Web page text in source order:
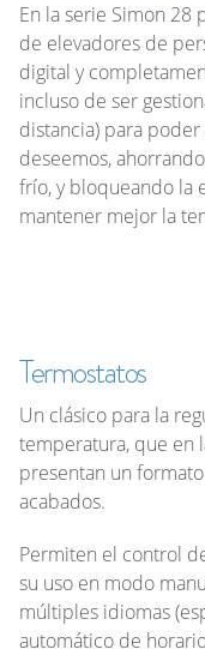
En la serie Simon 28
de elevadores de
digital y
incluso de ser
distancia) para
deseemos,
frío, y bloqueando la
mantener mejor la
Termostatos
Un clásico para la
temperatura, que en
presentan un
acabados.
Permiten el control
su uso en modo
múltiples idiomas
automático de